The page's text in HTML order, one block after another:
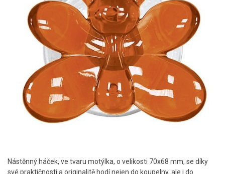
Nástěnný háček, ve tvaru motýlka, o velikosti 70x68 mm, se díky
své praktičnosti a originalitě hodí nejen do koupelny, ale i do